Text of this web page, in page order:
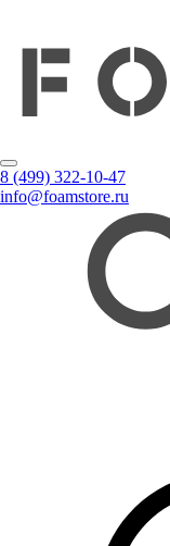
8 (499) 322-10-47
info@foamstore.ru